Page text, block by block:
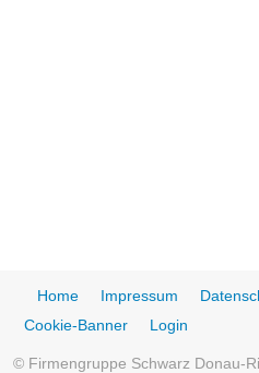
Home Impressum
Cookie-Banner
Login
© Firmengruppe Schwarz Donau-